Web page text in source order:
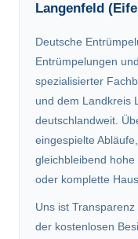
Langenfeld
Deutsche
Entrümpelungen
spezialisierter
und dem Landkreis
deutschlandweit.
eingespielte
gleichbleibend
oder komplette
Uns ist
der kostenlosen